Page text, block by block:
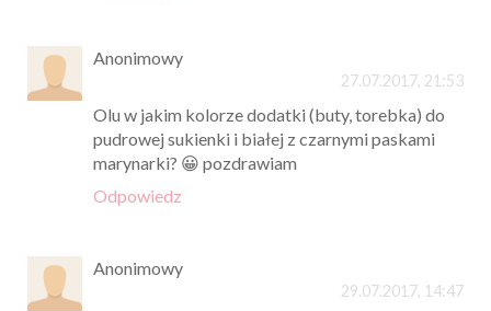
Anonimowy
27.07.2017, 21:53
Olu w jakim kolorze dodatki (buty, torebka) do
pudrowej sukienki i białej z czarnymi paskami
marynarki? 😀 pozdrawiam
Odpowiedz
Anonimowy
29.07.2017, 14:47